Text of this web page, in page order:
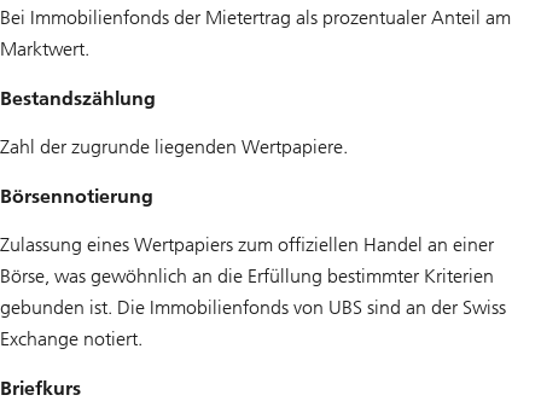
Bei Immobilienfonds der Mietertrag als prozentualer Anteil am
Marktwert.
Bestandszählung
Zahl der zugrunde liegenden Wertpapiere.
Börsennotierung
Zulassung eines Wertpapiers zum offiziellen Handel an einer
Börse, was gewöhnlich an die Erfüllung bestimmter Kriterien
gebunden ist. Die Immobilienfonds von UBS sind an der Swiss
Exchange notiert.
Briefkurs